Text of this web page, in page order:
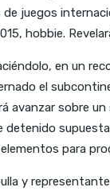
de juegos
hobbie.
en un
el
sobre
para
y